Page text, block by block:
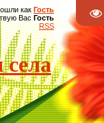
как Гость
Вас Гость
RSS
села